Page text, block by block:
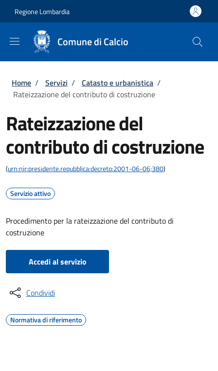
Regione Lombardia
Comune di Calcio
Briciole di pane
Home / Servizi / Catasto e urbanistica /
Rateizzazione del contributo di costruzione
Rateizzazione del
contributo di costruzione
(urn:nir:presidente.repubblica:decreto:2001-06-06;380)
Servizio attivo
Procedimento per la rateizzazione del contributo di
costruzione
Accedi al servizio
Condividi
Normativa di riferimento